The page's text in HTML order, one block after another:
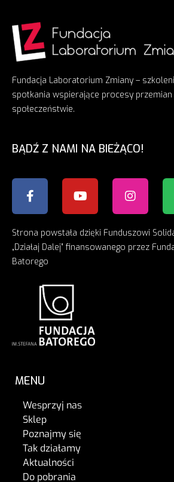
Fundacja Laboratorium Zmiany –
spotkania wspierające procesy przemian
społeczeństwie.
BĄDŹ Z NAMI NA BIEŻĄCO!
Strona powstała dzięki Funduszowi
„Działaj Dalej” finansowanego przez
Batorego
MENU
Wesprzyj nas
Sklep
Poznajmy się
Tak działamy
Aktualności
Do pobrania